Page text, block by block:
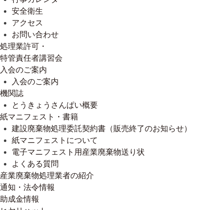
安全衛生
アクセス
お問い合わせ
処理業許可・
特管責任者講習会
入会のご案内
入会のご案内
機関誌
とうきょうさんぱい概要
紙マニフェスト・書籍
建設廃棄物処理委託契約書（販売終了のお知らせ）
紙マニフェストについて
電子マニフェスト用産業廃棄物送り状
よくある質問
産業廃棄物処理業者の紹介
通知・法令情報
助成金情報